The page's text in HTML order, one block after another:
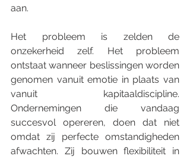
aan.
Het probleem is zelden de
onzekerheid zelf. Het probleem
ontstaat wanneer beslissingen worden
genomen vanuit emotie in plaats van
vanuit kapitaaldiscipline.
Ondernemingen die vandaag
succesvol opereren, doen dat niet
omdat zij perfecte omstandigheden
afwachten. Zij bouwen flexibiliteit in